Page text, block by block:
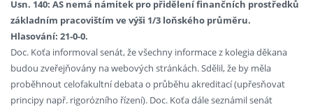
Usn. 140: AS nemá námitek pro přidělení finančních prostředků
základním pracovištím ve výši 1/3 loňského průměru.
Hlasování: 21-0-0.
Doc. Koťa informoval senát, že všechny informace z kolegia děkana
budou zveřejňovány na webových stránkách. Sdělil, že by měla
proběhnout celofakultní debata o průběhu akreditací (upřesňovat
principy např. rigorózního řízení). Doc. Koťa dále seznámil senát